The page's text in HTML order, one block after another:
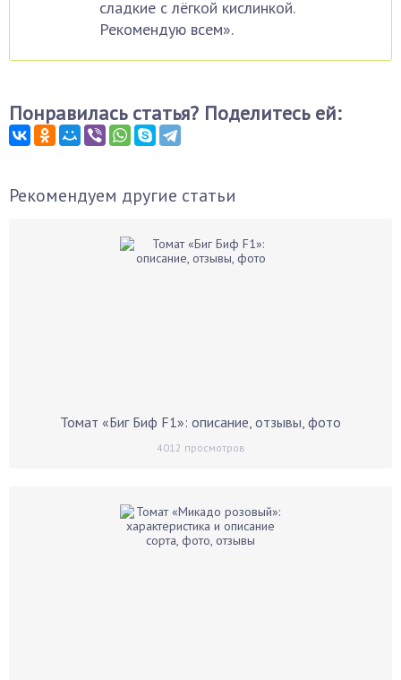
сладкие с лёгкой кислинкой.
Рекомендую всем».
Понравилась статья? Поделитесь ей:
Рекомендуем другие статьи
Томат «Биг Биф F1»: описание, отзывы, фото
4012 просмотров